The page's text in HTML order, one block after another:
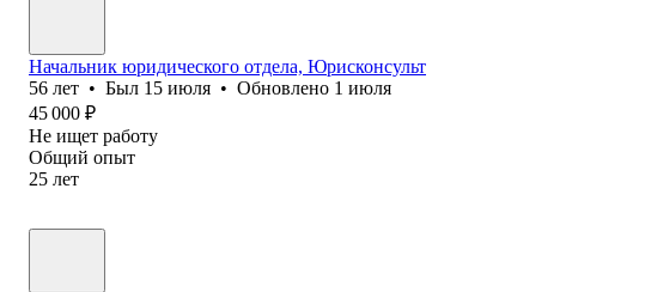
Начальник юридического отдела, Юрисконсульт
56 лет • Был 15 июля • Обновлено 1 июля
45 000 ₽
Не ищет работу
Общий опыт
25 лет